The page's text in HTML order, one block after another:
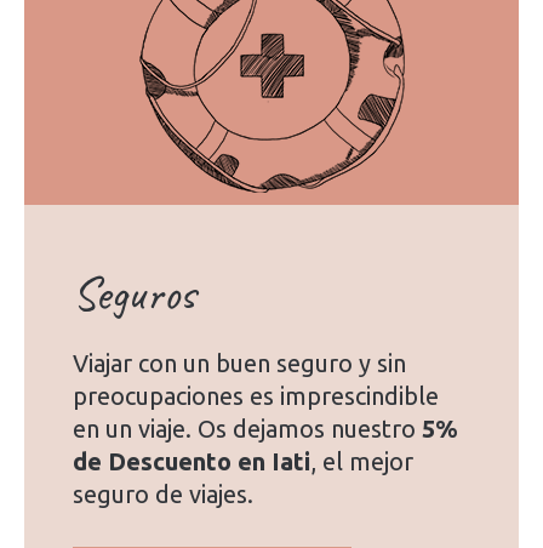
Seguros
Viajar con un buen seguro y sin
preocupaciones es imprescindible
en un viaje. Os dejamos nuestro 5%
de Descuento en Iati, el mejor
seguro de viajes.